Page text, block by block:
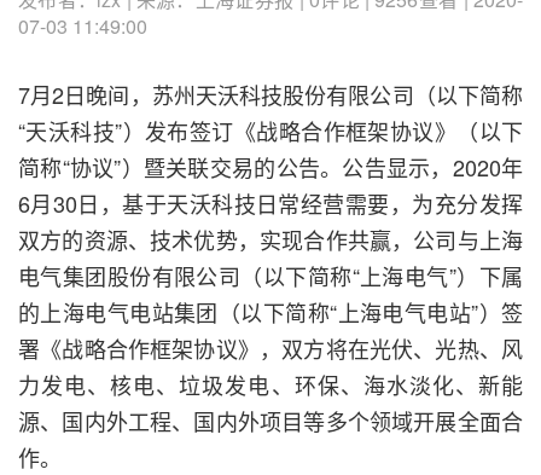
07-03 11:49:00
7月2日晚间，苏州天沃科技股份有限公司（以下简称
“天沃科技”）发布签订《战略合作框架协议》（以下
简称“协议”）暨关联交易的公告。公告显示，2020年
6月30日，基于天沃科技日常经营需要，为充分发挥
双方的资源、技术优势，实现合作共赢，公司与上海
电气集团股份有限公司（以下简称“上海电气”）下属
的上海电气电站集团（以下简称“上海电气电站”）签
署《战略合作框架协议》，双方将在光伏、光热、风
力发电、核电、垃圾发电、环保、海水淡化、新能
源、国内外工程、国内外项目等多个领域开展全面合
作。